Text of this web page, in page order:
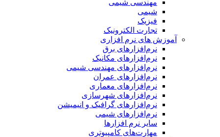
مهندسی شیمی
شیمی
فیزیک
تجارت الکترونیک
آموزش های نرم افزاری
نرم‌افزارهای برق
نرم‌افزارهای مکانیک
نرم‌افزارهای مهندسی شیمی
نرم‌افزارهای عمران
نرم‌افزارهای معماری
نرم‌افزارهای شهرسازی
نرم‌افزارهای گرافیک و انیمیشن
نرم‌افزارهای شیمی
سایر نرم افزارها
مهارت‌های کامپیوتری